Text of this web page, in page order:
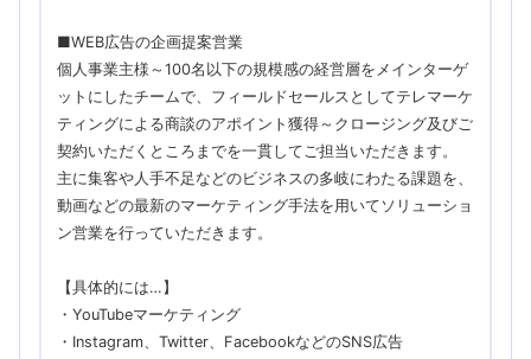
■WEB広告の企画提案営業
個人事業主様～100名以下の規模感の経営層をメインターゲ
ットにしたチームで、フィールドセールスとしてテレマーケ
ティングによる商談のアポイント獲得～クロージング及びご
契約いただくところまでを一貫してご担当いただきます。
主に集客や人手不足などのビジネスの多岐にわたる課題を、
動画などの最新のマーケティング手法を用いてソリューショ
ン営業を行っていただきます。
【具体的には…】
・YouTubeマーケティング
・Instagram、Twitter、FacebookなどのSNS広告